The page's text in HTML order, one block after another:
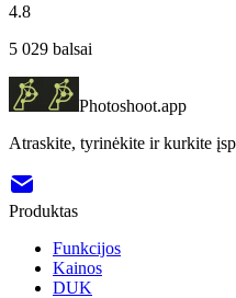
4.8
5 029 balsai
Photoshoot.app
Atraskite, tyrinėkite ir kurkite
Produktas
Funkcijos
Kainos
DUK